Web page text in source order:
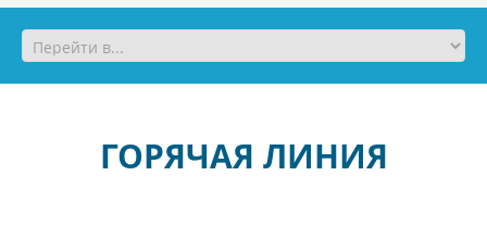
ГОРЯЧАЯ ЛИНИЯ